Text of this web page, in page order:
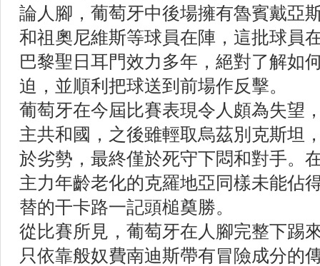
論人腳，葡萄牙中後場擁有魯賓戴亞
和祖奧尼維斯等球員在陣，這批球員
巴黎聖日耳門效力多年，絕對了解如
迫，並順利把球送到前場作反擊。
葡萄牙在今屆比賽表現令人頗為失望
主共和國，之後雖輕取烏茲別克斯坦
於劣勢，最終僅於死守下悶和對手。
主力年齡老化的克羅地亞同樣未能佔
替的干卡路一記頭槌奠勝。
從比賽所見，葡萄牙在人腳完整下踢
只依靠般奴費南迪斯帶有冒險成分的